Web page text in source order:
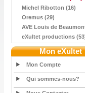
Michel Ribotton (16)
Oremus (29)
AVE Louis de
eXultet productions
Mon eXultet
Mon Compte
Qui sommes-nous?